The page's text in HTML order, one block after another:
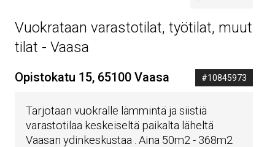
Vuokrataan varastotilat, työtilat, muut
tilat - Vaasa
Opistokatu 15, 65100 Vaasa #10845973
Tarjotaan vuokralle lämmintä ja siistiä
varastotilaa keskeiseltä paikalta läheltä
Vaasan ydinkeskustaa . Aina 50m2 - 368m2